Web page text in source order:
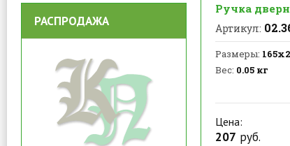
РАСПРОДАЖА
Ручка
Артикул:
Размеры:
Вес: 0.05 кг
Цена:
207 руб.